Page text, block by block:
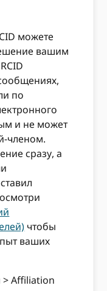
можете
вашим
по
и не может
членом.
сразу, а
чтобы
ваших
Affiliation